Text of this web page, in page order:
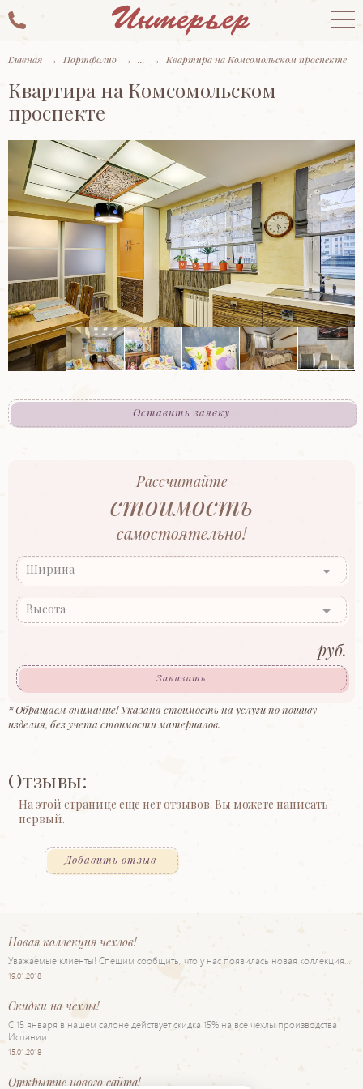
Главная → Портфолио → ... → Квартира на Комсомольском проспекте
Квартира на Комсомольском
проспекте
Оставить заявку
Рассчитайте
стоимость
самостоятельно!
Ширина
Высота
руб.
Заказать
* Обращаем внимание! Указана стоимость на услуги по пошиву
изделия, без учета стоимости материалов.
Отзывы:
На этой странице еще нет отзывов. Вы можете написать
первый.
Добавить отзыв
Новая коллекция чехлов!
Уважаемые клиенты! Спешим сообщить, что у нас появилась новая коллекция…
19.01.2018
Скидки на чехлы!
С 15 января в нашем салоне действует скидка 15% на все чехлы производства
Испании.
15.01.2018
Открытие нового сайта!